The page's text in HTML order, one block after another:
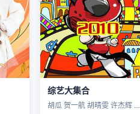
综艺大集合
胡瓜 贺一航 胡晴雯 许杰辉 …